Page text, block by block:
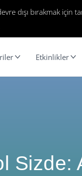
dışı bırakmak için
Etkinlikler
Sizde: